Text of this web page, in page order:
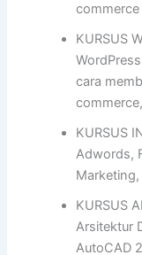
KURSUS
cara
KURSUS
Adwords,
KURSUS
Arsitektur
AutoCAD